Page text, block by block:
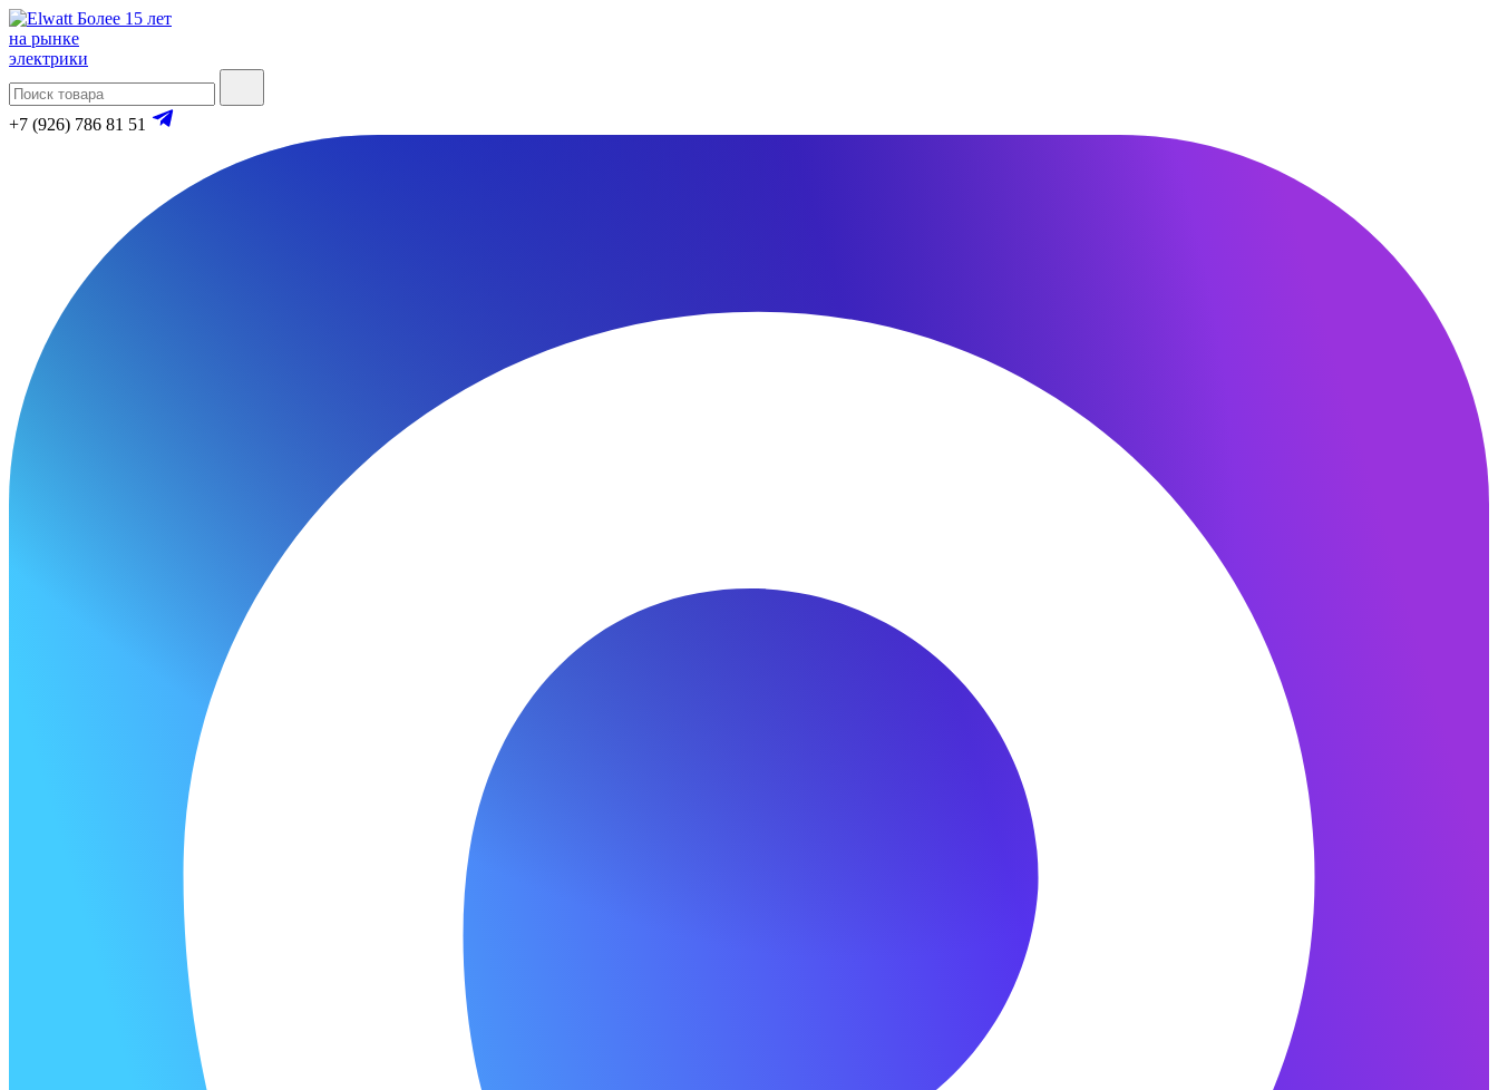
Более 15 лет
на рынке
электрики
+7 (926) 786 81 51